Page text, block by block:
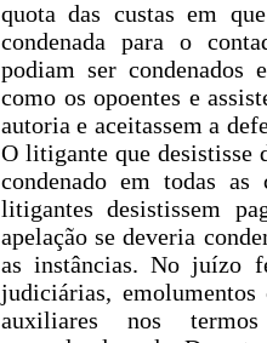
quota das custas em
condenada para o
podiam ser condenados
como os opoentes e
autoria e aceitassem a
O litigante que desistisse
condenado em todas
litigantes desistissem
apelação se deveria
as instâncias.No juízo
judiciárias,
auxiliares nos